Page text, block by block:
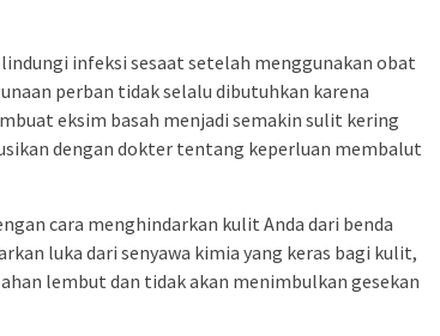
infeksi sesaat setelah menggunakan obat
perban tidak selalu dibutuhkan karena
eksim basah menjadi semakin sulit kering
dengan dokter tentang keperluan membalut
cara menghindarkan kulit Anda dari benda
luka dari senyawa kimia yang keras bagi kulit,
lembut dan tidak akan menimbulkan gesekan